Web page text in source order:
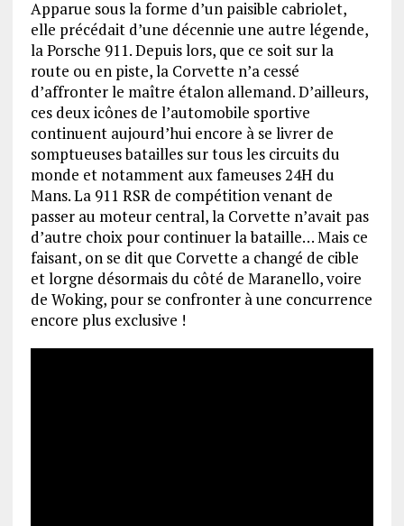
Apparue sous la forme d’un paisible cabriolet,
elle précédait d’une décennie une autre légende,
la Porsche 911. Depuis lors, que ce soit sur la
route ou en piste, la Corvette n’a cessé
d’affronter le maître étalon allemand. D’ailleurs,
ces deux icônes de l’automobile sportive
continuent aujourd’hui encore à se livrer de
somptueuses batailles sur tous les circuits du
monde et notamment aux fameuses 24H du
Mans. La 911 RSR de compétition venant de
passer au moteur central, la Corvette n’avait pas
d’autre choix pour continuer la bataille… Mais ce
faisant, on se dit que Corvette a changé de cible
et lorgne désormais du côté de Maranello, voire
de Woking, pour se confronter à une concurrence
encore plus exclusive !